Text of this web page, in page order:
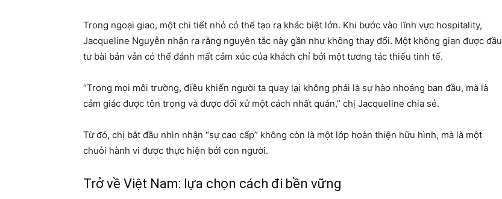
Trong ngoại giao, một chi tiết nhỏ có thể tạo ra khác biệt lớn. Khi bước vào lĩnh vực hospitality,
Jacqueline Nguyễn nhận ra rằng nguyên tắc này gần như không thay đổi. Một không gian được đầu
tư bài bản vẫn có thể đánh mất cảm xúc của khách chỉ bởi một tương tác thiếu tinh tế.
“Trong mọi môi trường, điều khiến người ta quay lại không phải là sự hào nhoáng ban đầu, mà là
cảm giác được tôn trọng và được đối xử một cách nhất quán,” chị Jacqueline chia sẻ.
Từ đó, chị bắt đầu nhìn nhận “sự cao cấp” không còn là một lớp hoàn thiện hữu hình, mà là một
chuỗi hành vi được thực hiện bởi con người.
Trở về Việt Nam: lựa chọn cách đi bền vững